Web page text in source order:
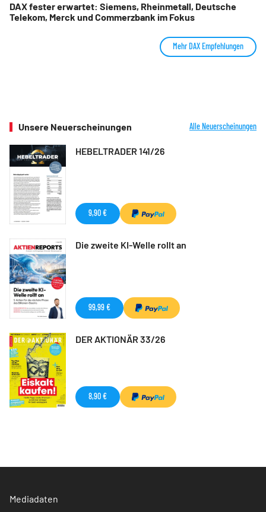
DAX fester erwartet: Siemens, Rheinmetall, Deutsche
Telekom, Merck und Commerzbank im Fokus
Mehr DAX Empfehlungen
Unsere Neuerscheinungen Alle Neuerscheinungen
HEBELTRADER 141/26
9,90 €
Die zweite KI-Welle rollt an
99,99 €
DER AKTIONÄR 33/26
8,90 €
Mediadaten